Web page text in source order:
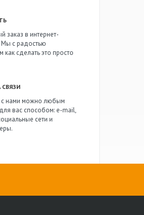
заказ в интернет-
Мы с радостью
как сделать это просто
СВЯЗИ
с нами можно любым
вас способом: e-mail,
сети и